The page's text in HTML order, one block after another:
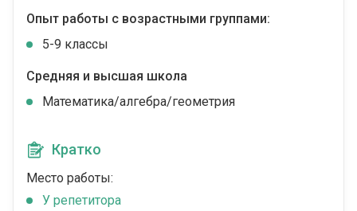
Опыт работы с возрастными группами:
5-9 классы
Средняя и высшая школа
Математика/алгебра/геометрия
Кратко
Место работы:
У репетитора